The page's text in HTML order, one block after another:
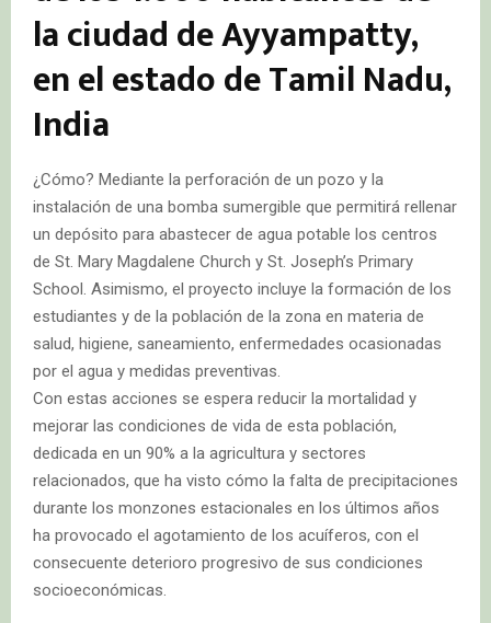
la ciudad de Ayyampatty,
en el estado de Tamil Nadu,
India
¿Cómo? Mediante la perforación de un pozo y la
instalación de una bomba sumergible que permitirá rellenar
un depósito para abastecer de agua potable los centros
de St. Mary Magdalene Church y St. Joseph’s Primary
School. Asimismo, el proyecto incluye la formación de los
estudiantes y de la población de la zona en materia de
salud, higiene, saneamiento, enfermedades ocasionadas
por el agua y medidas preventivas.
Con estas acciones se espera reducir la mortalidad y
mejorar las condiciones de vida de esta población,
dedicada en un 90% a la agricultura y sectores
relacionados, que ha visto cómo la falta de precipitaciones
durante los monzones estacionales en los últimos años
ha provocado el agotamiento de los acuíferos, con el
consecuente deterioro progresivo de sus condiciones
socioeconómicas.